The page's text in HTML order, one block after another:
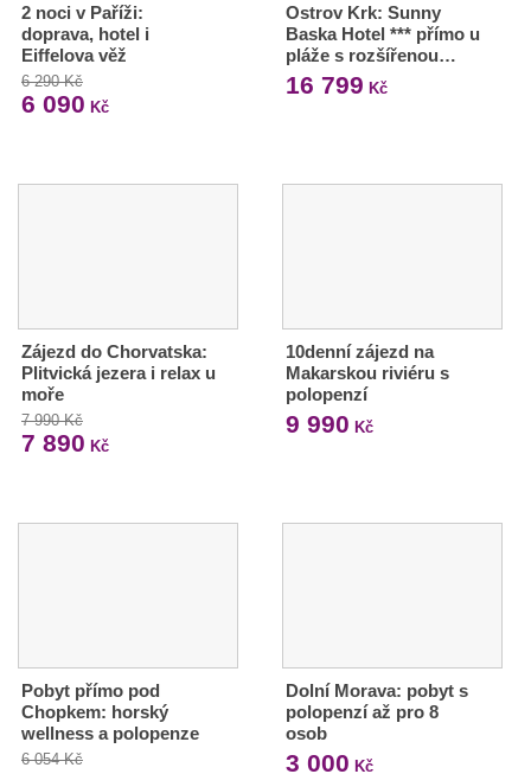
2 noci v Paříži:
doprava, hotel i
Eiffelova věž
6 290 Kč
6 090 Kč
Ostrov Krk: Sunny
Baska Hotel *** přímo u
pláže s rozšířenou…
16 799 Kč
Zájezd do Chorvatska:
Plitvická jezera i relax u
moře
7 990 Kč
7 890 Kč
10denní zájezd na
Makarskou riviéru s
polopenzí
9 990 Kč
Pobyt přímo pod
Chopkem: horský
wellness a polopenze
6 054 Kč
Dolní Morava: pobyt s
polopenzí až pro 8
osob
3 000 Kč